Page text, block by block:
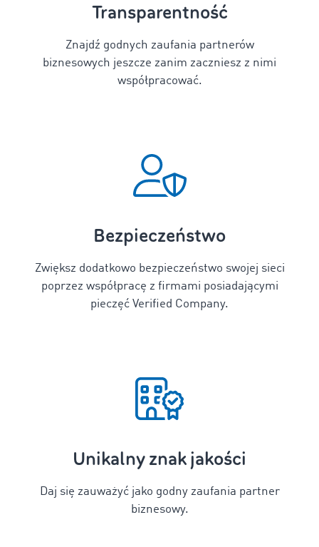
Transparentność
Znajdź godnych zaufania partnerów
biznesowych jeszcze zanim zaczniesz z nimi
współpracować.
Bezpieczeństwo
Zwiększ dodatkowo bezpieczeństwo swojej sieci
poprzez współpracę z firmami posiadającymi
pieczęć Verified Company.
Unikalny znak jakości
Daj się zauważyć jako godny zaufania partner
biznesowy.